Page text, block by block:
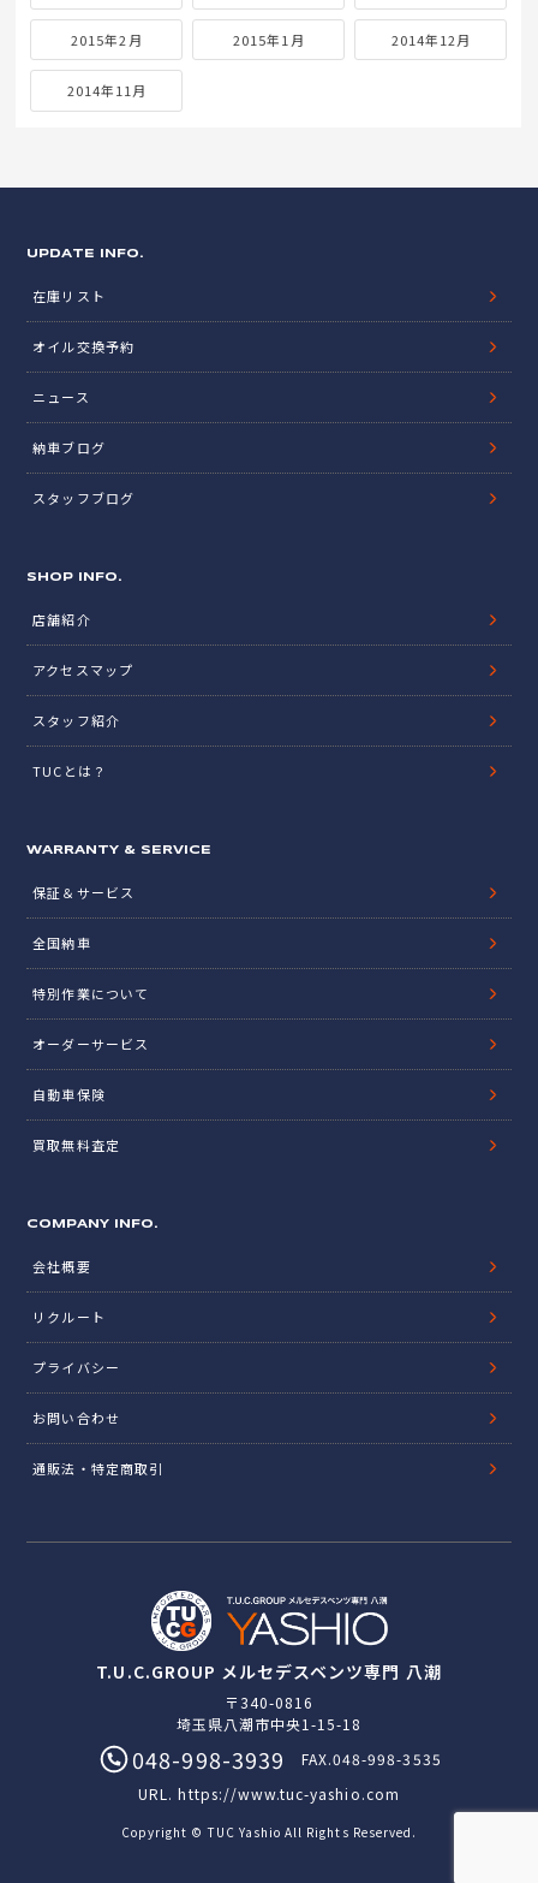
2015年2月 2015年1月 2014年12月
2014年11月
UPDATE INFO.
在庫リスト
オイル交換予約
ニュース
納車ブログ
スタッフブログ
SHOP INFO.
店舗紹介
アクセスマップ
スタッフ紹介
TUCとは？
WARRANTY & SERVICE
保証＆サービス
全国納車
特別作業について
オーダーサービス
自動車保険
買取無料査定
COMPANY INFO.
会社概要
リクルート
プライバシー
お問い合わせ
通販法・特定商取引
T.U.C.GROUP メルセデスベンツ専門 八潮
〒340-0816
埼玉県八潮市中央1-15-18
048-998-3939
FAX.048-998-3535
URL.https://www.tuc-yashio.com
Copyright © TUC Yashio All Rights Reserved.